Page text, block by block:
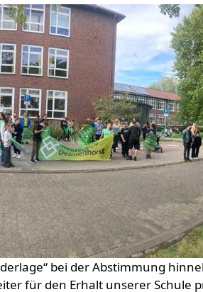
bei der Abstimmung
für den Erhalt unserer Schule